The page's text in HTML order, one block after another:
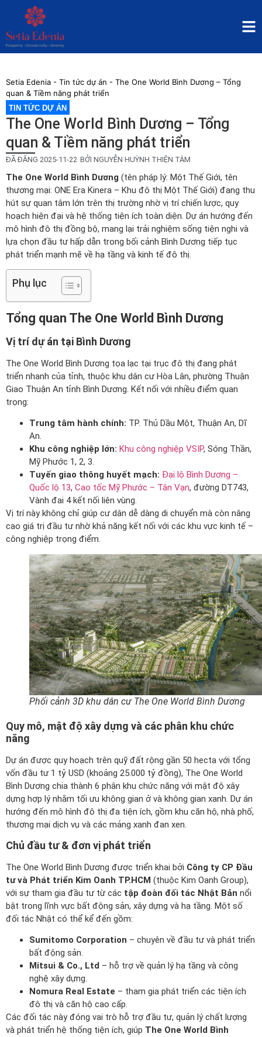
Setia Edenia - Tin tức dự án - The One World Bình Dương – Tổng
quan & Tiềm năng phát triển
TIN TỨC DỰ ÁN
The One World Bình Dương – Tổng
quan & Tiềm năng phát triển
ĐÃ ĐĂNG 2025-11-22 BỞI NGUYỄN HUỲNH THIỆN TÂM
The One World Bình Dương (tên pháp lý: Một Thế Giới, tên
thương mại: ONE Era Kinera – Khu đô thị Một Thế Giới) đang thu
hút sự quan tâm lớn trên thị trường nhờ vị trí chiến lược, quy
hoạch hiện đại và hệ thống tiện ích toàn diện. Dự án hướng đến
mô hình đô thị đồng bộ, mang lại trải nghiệm sống tiện nghi và
lựa chọn đầu tư hấp dẫn trong bối cảnh Bình Dương tiếp tục
phát triển mạnh mẽ về hạ tầng và kinh tế đô thị.
Phụ lục
Tổng quan The One World Bình Dương
Vị trí dự án tại Bình Dương
The One World Bình Dương tọa lạc tại trục đô thị đang phát
triển nhanh của tỉnh, thuộc khu dân cư Hòa Lân, phường Thuận
Giao Thuận An tỉnh Bình Dương. Kết nối với nhiều điểm quan
trọng:
Trung tâm hành chính: TP. Thủ Dầu Một, Thuận An, Dĩ
An.
Khu công nghiệp lớn: Khu công nghiệp VSIP, Sóng Thần,
Mỹ Phước 1, 2, 3.
Tuyến giao thông huyết mạch: Đại lộ Bình Dương –
Quốc lộ 13, Cao tốc Mỹ Phước – Tân Vạn, đường DT743,
Vành đai 4 kết nối liên vùng.
Vị trí này không chỉ giúp cư dân dễ dàng di chuyển mà còn nâng
cao giá trị đầu tư nhờ khả năng kết nối với các khu vực kinh tế –
công nghiệp trọng điểm.
Phối cảnh 3D khu dân cư The One World Bình Dương
Quy mô, mật độ xây dựng và các phân khu chức
năng
Dự án được quy hoạch trên quỹ đất rộng gần 50 hecta với tổng
vốn đầu tư 1 tỷ USD (khoảng 25.000 tỷ đồng), The One World
Bình Dương chia thành 6 phân khu chức năng với mật độ xây
dựng hợp lý nhằm tối ưu không gian ở và không gian xanh. Dự án
hướng đến mô hình đô thị đa tiện ích, gồm khu căn hộ, nhà phố,
thương mại dịch vụ và các mảng xanh đan xen.
Chủ đầu tư & đơn vị phát triển
The One World Bình Dương được triển khai bởi Công ty CP Đầu
tư và Phát triển Kim Oanh TP.HCM (thuộc Kim Oanh Group),
với sự tham gia đầu tư từ các tập đoàn đối tác Nhật Bản nổi
bật trong lĩnh vực bất động sản, xây dựng và hạ tầng. Một số
đối tác Nhật có thể kể đến gồm:
Sumitomo Corporation – chuyên về đầu tư và phát triển
bất động sản.
Mitsui & Co., Ltd – hỗ trợ về quản lý hạ tầng và công
nghệ xây dựng.
Nomura Real Estate – tham gia phát triển các tiện ích
đô thị và căn hộ cao cấp.
Các đối tác này đóng vai trò hỗ trợ đầu tư, quản lý chất lượng
và phát triển hệ thống tiện ích, giúp The One World Bình